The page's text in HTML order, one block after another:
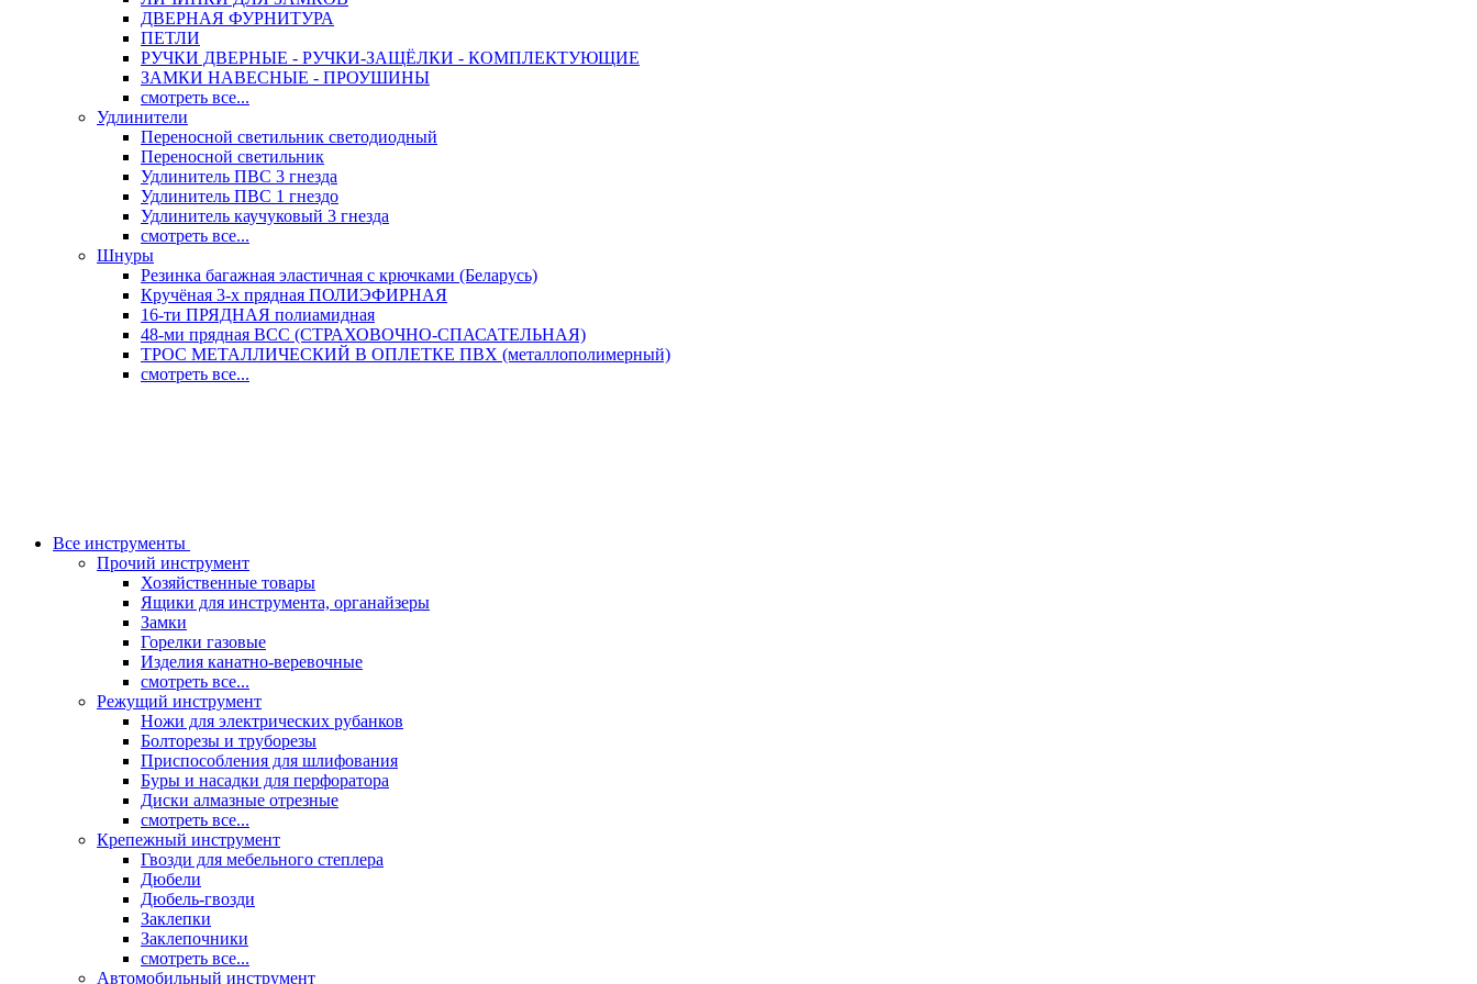
ДВЕРНАЯ ФУРНИТУРА
ПЕТЛИ
РУЧКИ ДВЕРНЫЕ - РУЧКИ-ЗАЩЁЛКИ - КОМПЛЕКТУЮЩИЕ
ЗАМКИ НАВЕСНЫЕ - ПРОУШИНЫ
смотреть все...
Удлинители
Переносной светильник светодиодный
Переносной светильник
Удлинитель ПВС 3 гнезда
Удлинитель ПВС 1 гнездо
Удлинитель каучуковый 3 гнезда
смотреть все...
Шнуры
Резинка багажная эластичная с крючками (Беларусь)
Кручёная 3-х прядная ПОЛИЭФИРНАЯ
16-ти ПРЯДНАЯ полиамидная
48-ми прядная ВСС (СТРАХОВОЧНО-СПАСАТЕЛЬНАЯ)
ТРОС МЕТАЛЛИЧЕСКИЙ В ОПЛЕТКЕ ПВХ (металлополимерный)
смотреть все...
Все инструменты
Прочий инструмент
Хозяйственные товары
Ящики для инструмента, органайзеры
Замки
Горелки газовые
Изделия канатно-веревочные
смотреть все...
Режущий инструмент
Ножи для электрических рубанков
Болторезы и труборезы
Приспособления для шлифования
Буры и насадки для перфоратора
Диски алмазные отрезные
смотреть все...
Крепежный инструмент
Гвозди для мебельного степлера
Дюбели
Дюбель-гвозди
Заклепки
Заклепочники
смотреть все...
Автомобильный инструмент